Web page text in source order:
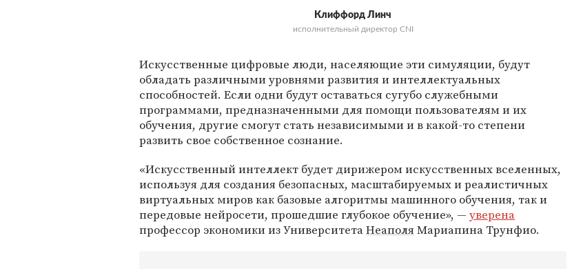
Клиффорд Линч
исполнительный директор CNI
Искусственные цифровые люди, населяющие эти симуляции, будут
обладать различными уровнями развития и интеллектуальных
способностей. Если одни будут оставаться сугубо служебными
программами, предназначенными для помощи пользователям и их
обучения, другие смогут стать независимыми и в какой-то степени
развить свое собственное сознание.
«Искусственный интеллект будет дирижером искусственных вселенных,
используя для создания безопасных, масштабируемых и реалистичных
виртуальных миров как базовые алгоритмы машинного обучения, так и
передовые нейросети, прошедшие глубокое обучение», — уверена
профессор экономики из УниверситетаНеаполяМариапина Трунфио.